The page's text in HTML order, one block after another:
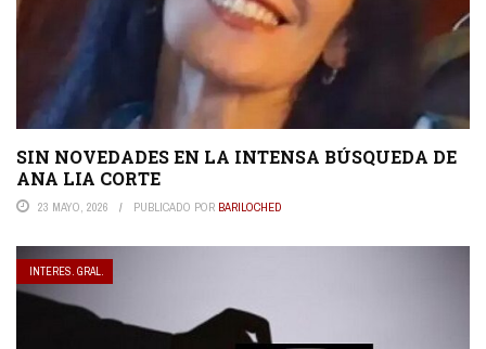
SIN NOVEDADES EN LA INTENSA BÚSQUEDA DE
ANA LIA CORTE
23 MAYO, 2026 PUBLICADO POR BARILOCHED
INTERES. GRAL.